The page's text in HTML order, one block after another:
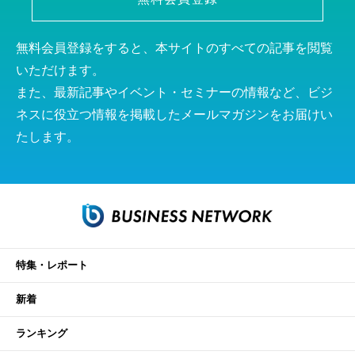
無料会員登録をすると、本サイトのすべての記事を閲覧
いただけます。
また、最新記事やイベント・セミナーの情報など、ビジ
ネスに役立つ情報を掲載したメールマガジンをお届けい
たします。
特集・レポート
新着
ランキング